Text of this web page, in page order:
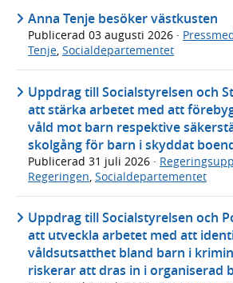
Anna Tenje besöker västkusten
Publicerad 03 augusti 2026 ·
Tenje, Socialdepartementet
Uppdrag till Socialstyrelsen och
att stärka arbetet med att
våld mot barn respektive
skolgång för barn i skyddat
Publicerad 31 juli 2026 ·
Regeringen Socialdepartementet
Uppdrag till Socialstyrelsen och
att utveckla arbetet med att
våldsutsatthet bland barn i
riskerar att dras in i organiserad